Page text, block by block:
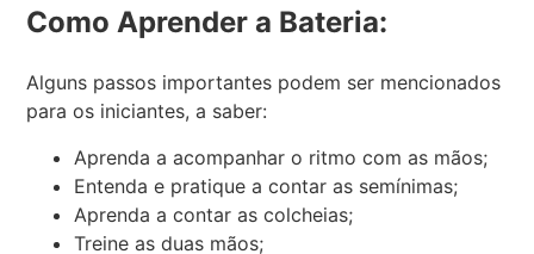
Como Aprender a Bateria:
Alguns passos importantes podem ser mencionados
para os iniciantes, a saber:
Aprenda a acompanhar o ritmo com as mãos;
Entenda e pratique a contar as semínimas;
Aprenda a contar as colcheias;
Treine as duas mãos;